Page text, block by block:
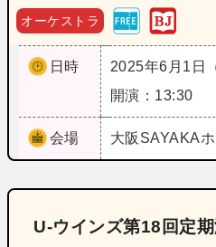
オーケストラ
日時
2025年6月1日
開演：13:30
会場 大阪 SAYAKA
U‐ウインズ第18回定